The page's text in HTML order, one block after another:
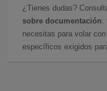
¿Tienes dudas?
sobre documentación:
necesitas para volar
específicos exigidos